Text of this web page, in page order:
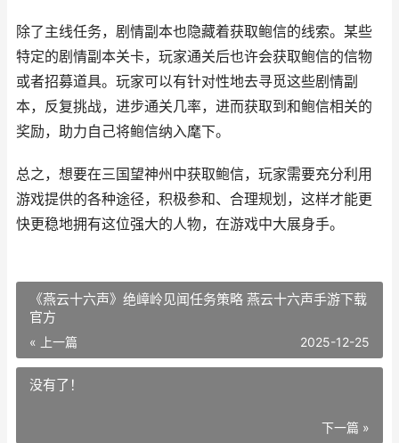
除了主线任务，剧情副本也隐藏着获取鲍信的线索。某些
特定的剧情副本关卡，玩家通关后也许会获取鲍信的信物
或者招募道具。玩家可以有针对性地去寻觅这些剧情副
本，反复挑战，进步通关几率，进而获取到和鲍信相关的
奖励，助力自己将鲍信纳入麾下。
总之，想要在三国望神州中获取鲍信，玩家需要充分利用
游戏提供的各种途径，积极参和、合理规划，这样才能更
快更稳地拥有这位强大的人物，在游戏中大展身手。
《燕云十六声》绝嶂岭见闻任务策略 燕云十六声手游下载
官方
« 上一篇 2025-12-25
没有了！
下一篇 »